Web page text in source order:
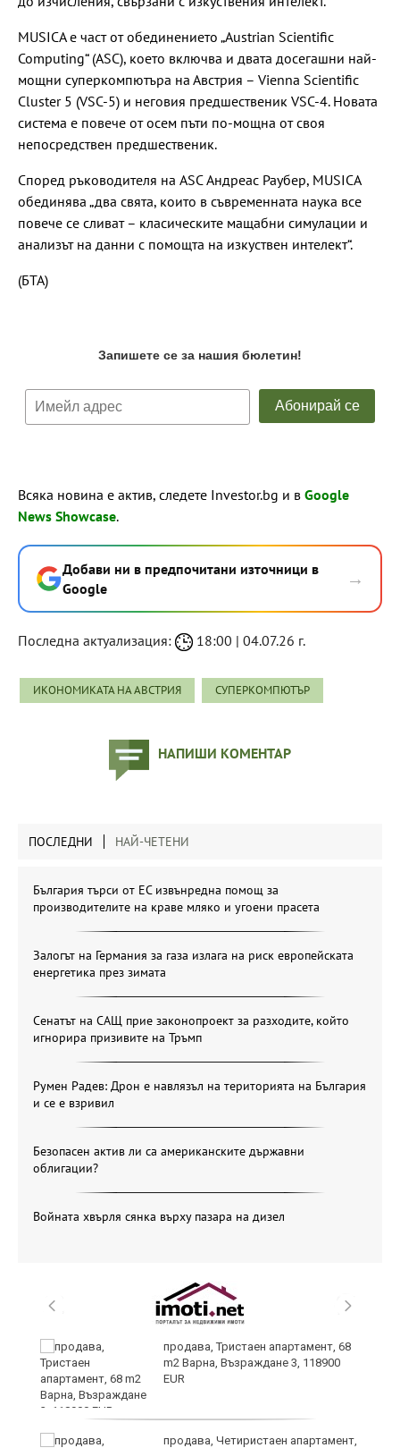
MUSICA е част от обединението „Austrian Scientific
Computing“ (ASC), което включва и двата досегашни най-
мощни суперкомпютъра на Австрия – Vienna Scientific
Cluster 5 (VSC-5) и неговия предшественик VSC-4. Новата
система е повече от осем пъти по-мощна от своя
непосредствен предшественик.
Според ръководителя на ASC Андреас Раубер, MUSICA
обединява „два свята, които в съвременната наука все
повече се сливат – класическите мащабни симулации и
анализът на данни с помощта на изкуствен интелект“.
(БТА)
Всяка новина е актив, следете Investor.bg и в Google
News Showcase.
Добави ни в предпочитани източници в
Google
→
Последна актуализация: 18:00 | 04.07.26 г.
ИКОНОМИКАТА НА АВСТРИЯ СУПЕРКОМПЮТЪР
НАПИШИ КОМЕНТАР
ПОСЛЕДНИ НАЙ-ЧЕТЕНИ
България търси от ЕС извънредна помощ за
производителите на краве мляко и угоени прасета
Залогът на Германия за газа излага на риск европейската
енергетика през зимата
Сенатът на САЩ прие законопроект за разходите, който
игнорира призивите на Тръмп
Румен Радев: Дрон е навлязъл на територията на България
и се е взривил
Безопасен актив ли са американските държавни
облигации?
Войната хвърля сянка върху пазара на дизел
продава, Тристаен апартамент, 68
m2 Варна, Възраждане 3, 118900
EUR
продава, Четиристаен апартамент,